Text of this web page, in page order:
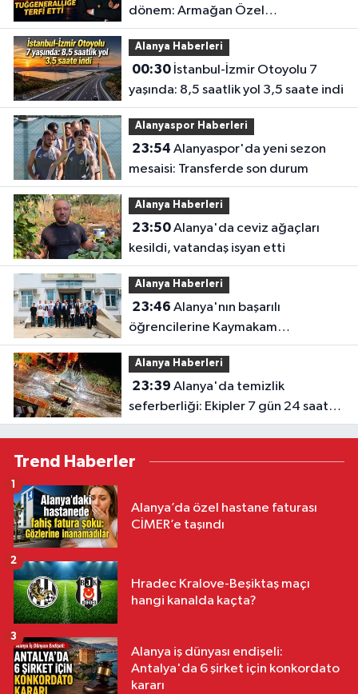
dönem: Armağan Özel
Tuğgeneralliğe terfi etti
Alanya Haberleri
00:30İstanbul-İzmir Otoyolu 7
yaşında: 8,5 saatlik yol 3,5 saate indi
Alanyaspor Haberleri
23:54
mesaisi: Transferde son durum
Alanya Haberleri
23:50Alanya'da ceviz ağaçları
kesildi, vatandaş isyan etti
Alanya Haberleri
23:46
öğrencilerine Kaymakam
Öztürk'ten tebrik
Alanya Haberleri
23:39
seferberliği: Ekipler 7 gün 24 saat
sahada
Trend Haberler
Alanya’da özel hastane faturası
CİMER’e taşındı
1
Hradec Kralove-Beşiktaş maçı
hangi kanalda kaçta?
2
Alanya iş dünyası endişeli:
Antalya'da 6 şirket için konkordato
kararı
3